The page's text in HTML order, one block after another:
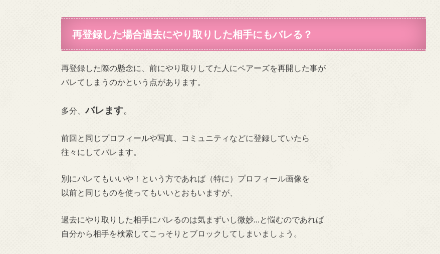
再登録した場合過去にやり取りした相手にもバレる？
再登録した際の懸念に、前にやり取りしてた人にペアーズを再開した事が
バレてしまうのかという点があります。
多分、バレます。
前回と同じプロフィールや写真、コミュニティなどに登録していたら
往々にしてバレます。
別にバレてもいいや！という方であれば（特に）プロフィール画像を
以前と同じものを使ってもいいとおもいますが、
過去にやり取りした相手にバレるのは気まずいし微妙…と悩むのであれば
自分から相手を検索してこっそりとブロックしてしまいましょう。